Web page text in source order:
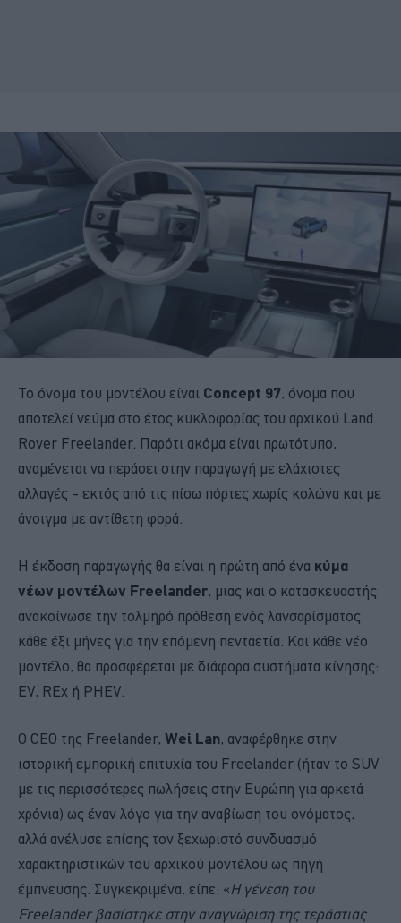
Το όνομα του μοντέλου είναι Concept 97, όνομα που
αποτελεί νεύμα στο έτος κυκλοφορίας του αρχικού Land
Rover Freelander. Παρότι ακόμα είναι πρωτότυπο,
αναμένεται να περάσει στην παραγωγή με ελάχιστες
αλλαγές – εκτός από τις πίσω πόρτες χωρίς κολώνα και με
άνοιγμα με αντίθετη φορά.
Η έκδοση παραγωγής θα είναι η πρώτη από ένα κύμα
νέων μοντέλων Freelander, μιας και ο κατασκευαστής
ανακοίνωσε την τολμηρό πρόθεση ενός λανσαρίσματος
κάθε έξι μήνες για την επόμενη πενταετία. Και κάθε νέο
μοντέλο, θα προσφέρεται με διάφορα συστήματα κίνησης:
EV, REx ή PHEV.
Ο CEO της Freelander, Wei Lan, αναφέρθηκε στην
ιστορική εμπορική επιτυχία του Freelander (ήταν το SUV
με τις περισσότερες πωλήσεις στην Ευρώπη για αρκετά
χρόνια) ως έναν λόγο για την αναβίωση του ονόματος,
αλλά ανέλυσε επίσης τον ξεχωριστό συνδυασμό
χαρακτηριστικών του αρχικού μοντέλου ως πηγή
έμπνευσης. Συγκεκριμένα, είπε: «Η γένεση του
Freelander βασίστηκε στην αναγνώριση της τεράστιας